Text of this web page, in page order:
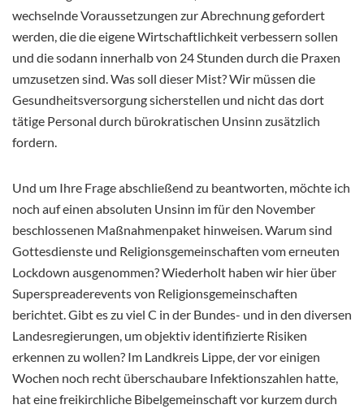
wechselnde Voraussetzungen zur Abrechnung gefordert
werden, die die eigene Wirtschaftlichkeit verbessern sollen
und die sodann innerhalb von 24 Stunden durch die Praxen
umzusetzen sind. Was soll dieser Mist? Wir müssen die
Gesundheitsversorgung sicherstellen und nicht das dort
tätige Personal durch bürokratischen Unsinn zusätzlich
fordern.
Und um Ihre Frage abschließend zu beantworten, möchte ich
noch auf einen absoluten Unsinn im für den November
beschlossenen Maßnahmenpaket hinweisen. Warum sind
Gottesdienste und Religionsgemeinschaften vom erneuten
Lockdown ausgenommen? Wiederholt haben wir hier über
Superspreaderevents von Religionsgemeinschaften
berichtet. Gibt es zu viel C in der Bundes- und in den diversen
Landesregierungen, um objektiv identifizierte Risiken
erkennen zu wollen? Im Landkreis Lippe, der vor einigen
Wochen noch recht überschaubare Infektionszahlen hatte,
hat eine freikirchliche Bibelgemeinschaft vor kurzem durch